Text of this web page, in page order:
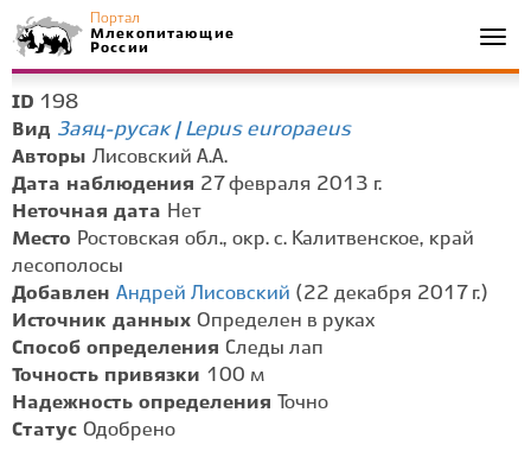
Портал
Млекопитающие
России
ID 198
Вид Заяц-русак | Lepus europaeus
Авторы Лисовский А.А.
Дата наблюдения 27 февраля 2013 г.
Неточная дата Нет
Место Ростовская обл., окр. с. Калитвенское, край
лесополосы
Добавлен Андрей Лисовский (22 декабря 2017 г.)
Источник данных Определен в руках
Способ определения Следы лап
Точность привязки 100 м
Надежность определения
Точно
Статус Одобрено